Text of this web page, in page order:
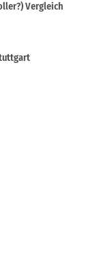
Vergleich